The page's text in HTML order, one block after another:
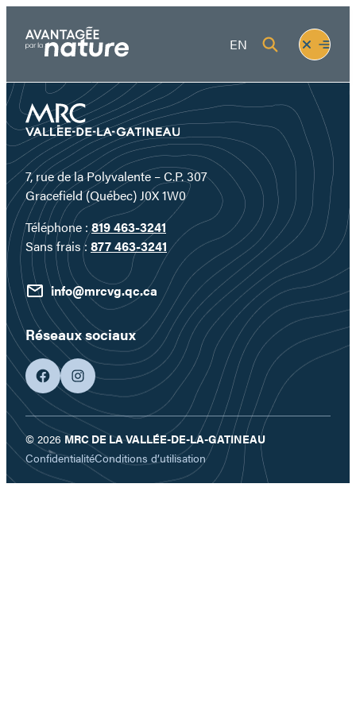
contenu
EN
Fermer
le
menu
Ouvrir
le
7, rue de la Polyvalente – C.P. 307
Gracefield (Québec) J0X 1W0
Téléphone :819 463-3241
Sans frais : 877 463-3241
info@mrcvg.qc.ca
Réseaux sociaux
facebookgoogleplus
© 2026 MRC DE LA VALLÉE-DE-LA-GATINEAU
ConfidentialitéConditions d’utilisation